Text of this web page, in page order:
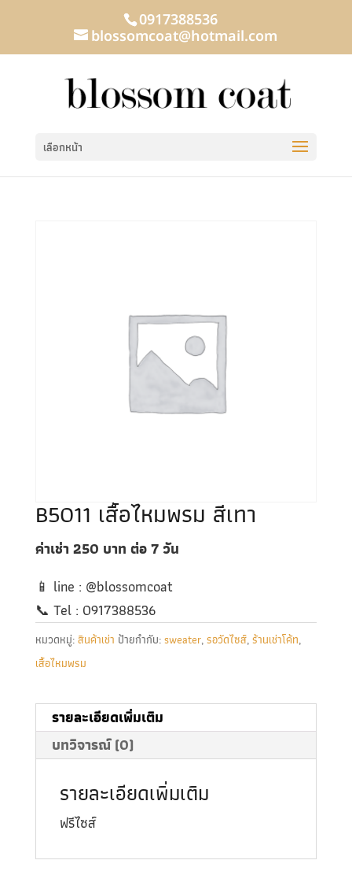
0917388536
blossomcoat@hotmail.com
เลือกหน้า
B5011 เสื้อไหมพรม สีเทา
ค่าเช่า 250 บาท ต่อ 7 วัน
📱 line : @blossomcoat
📞 Tel : 0917388536
หมวดหมู่:สินค้าเช่า ป้ายกำกับ:sweater,รอวัดไซส์,ร้านเช่าโค้ท,
เสื้อไหมพรม
รายละเอียดเพิ่มเติม
บทวิจารณ์ (0)
รายละเอียดเพิ่มเติม
ฟรีไซส์